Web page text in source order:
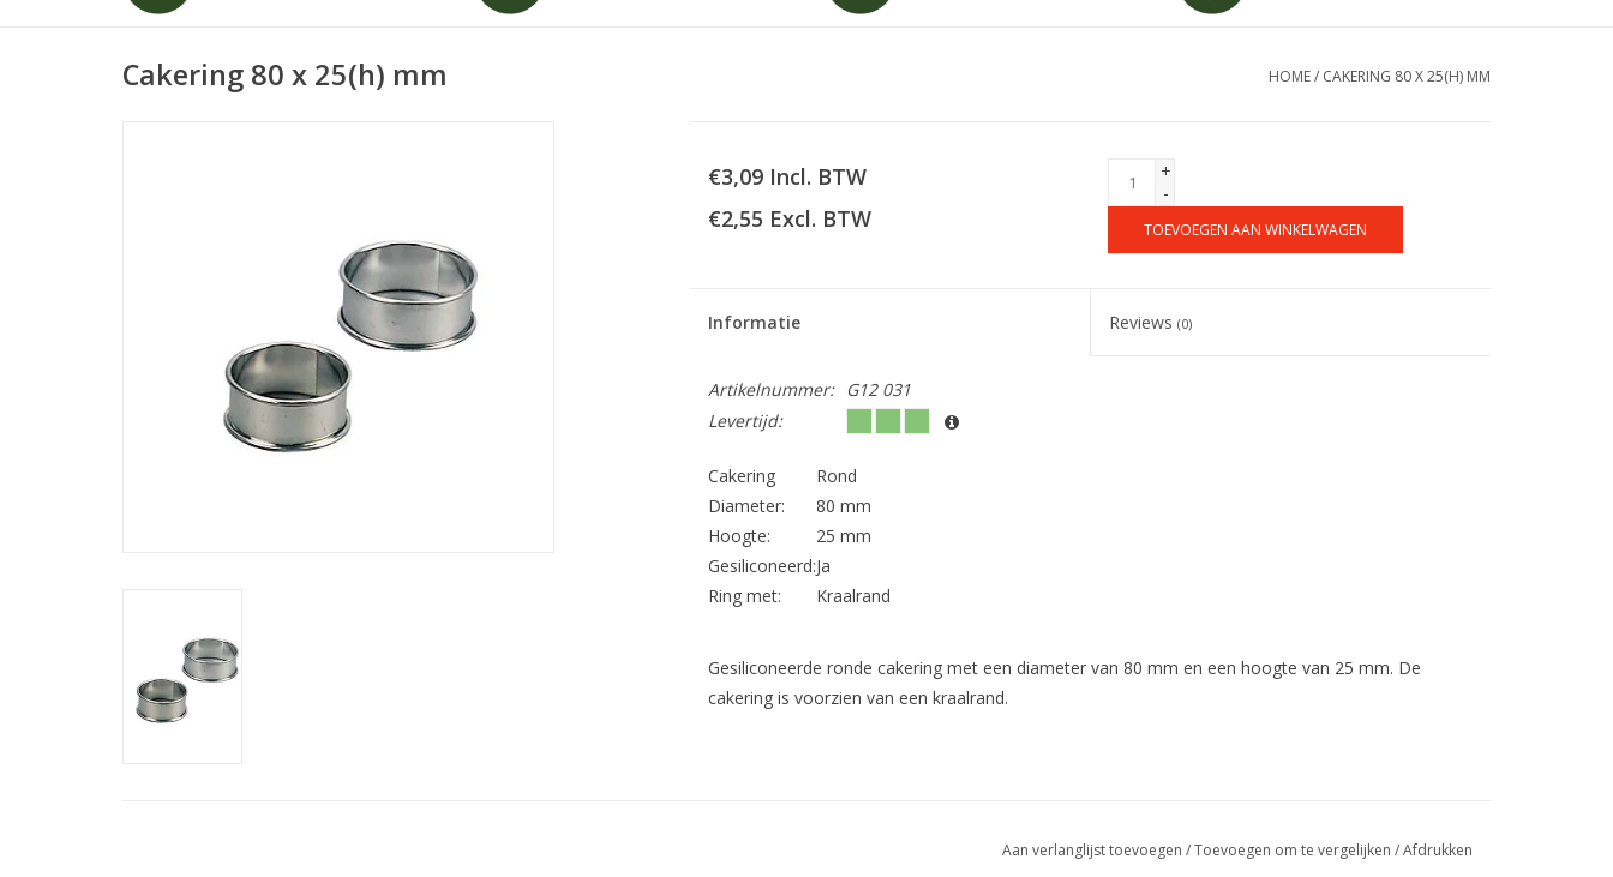
Cakering 80 x 25(h) mm HOME/ CAKERING 80 X 25(H) MM
€3,09 Incl. BTW
€2,55 Excl. BTW
+
-
TOEVOEGEN AAN WINKELWAGEN
Informatie Reviews(0)
Artikelnummer:
G12 031
Levertijd:
Cakering
Rond
Diameter:
80 mm
Hoogte:
25 mm
Gesiliconeerd:Ja
Ring met:
Kraalrand
Gesiliconeerde ronde cakering met een diameter van 80 mm en een hoogte van 25 mm. De
cakering is voorzien van een kraalrand.
Aan verlanglijst toevoegen /Toevoegen om te vergelijken /Afdrukken